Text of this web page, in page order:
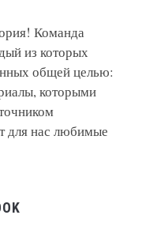
Команда
из которых
общей целью:
которыми
для нас любимые